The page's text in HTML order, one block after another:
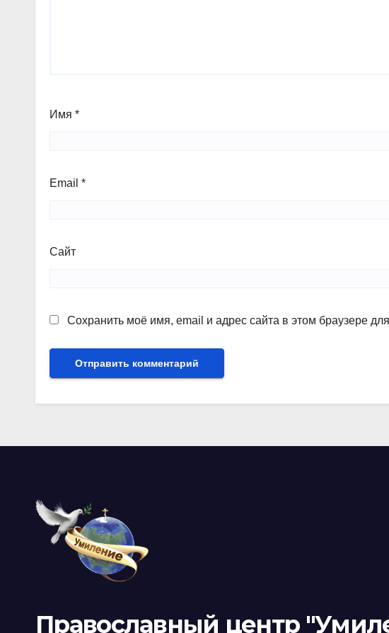
Имя *
Email *
Сайт
Сохранить моё имя, email и адрес сайта в этом браузере
Православный центр